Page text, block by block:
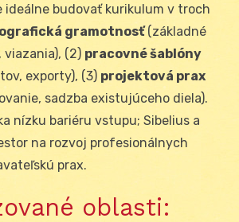
ideálne budovať kurikulum v troch
gramotnosť(základné
viazania), (2) pracovné šablóny
exporty), (3) projektová prax
sadzba existujúceho diela).
nízku bariéru vstupu; Sibelius a
na rozvoj profesionálnych
prax.
oblasti: